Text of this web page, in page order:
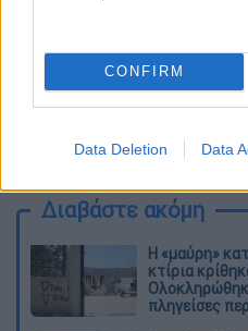
CONFIRM
Data Deletion Data
Διαβάστε ακόμη
Η «μαύρη»
κτίρια
πληγείσες